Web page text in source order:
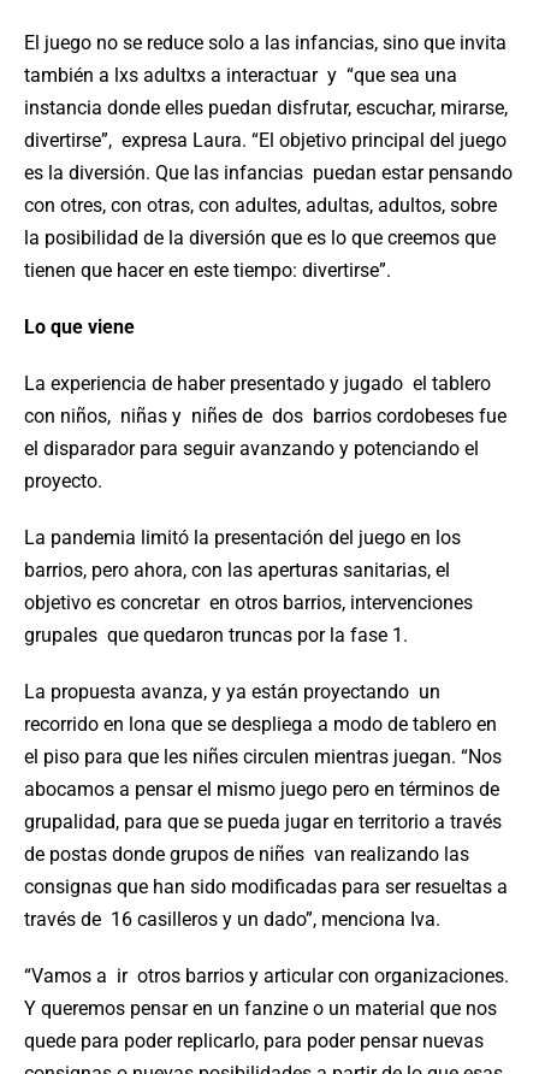
El juego no se reduce solo a las infancias, sino que invita
también a lxs adultxs a interactuar y “que sea una
instancia donde elles puedan disfrutar, escuchar, mirarse,
divertirse”, expresa Laura. “El objetivo principal del juego
es la diversión. Que las infancias puedan estar pensando
con otres, con otras, con adultes, adultas, adultos, sobre
la posibilidad de la diversión que es lo que creemos que
tienen que hacer en este tiempo: divertirse”.
Lo que viene
La experiencia de haber presentado y jugado el tablero
con niños, niñas y niñes de dos barrios cordobeses fue
el disparador para seguir avanzando y potenciando el
proyecto.
La pandemia limitó la presentación del juego en los
barrios, pero ahora, con las aperturas sanitarias, el
objetivo es concretar en otros barrios, intervenciones
grupales que quedaron truncas por la fase 1.
La propuesta avanza, y ya están proyectando un
recorrido en lona que se despliega a modo de tablero en
el piso para que les niñes circulen mientras juegan. “Nos
abocamos a pensar el mismo juego pero en términos de
grupalidad, para que se pueda jugar en territorio a través
de postas donde grupos de niñes van realizando las
consignas que han sido modificadas para ser resueltas a
través de 16 casilleros y un dado”, menciona Iva.
“Vamos a ir otros barrios y articular con organizaciones.
Y queremos pensar en un fanzine o un material que nos
quede para poder replicarlo, para poder pensar nuevas